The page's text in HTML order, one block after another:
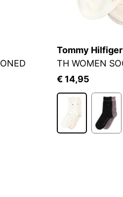
Tommy Hilfiger
€ 14,95